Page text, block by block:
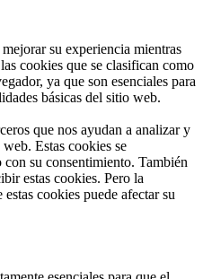
su experiencia mientras
cookies que se clasifican como
ya que son esenciales para
básicas del sitio web.
que nos ayudan a analizar y
Estas cookies se
con su consentimiento. También
estas cookies. Pero la
cookies puede afectar su